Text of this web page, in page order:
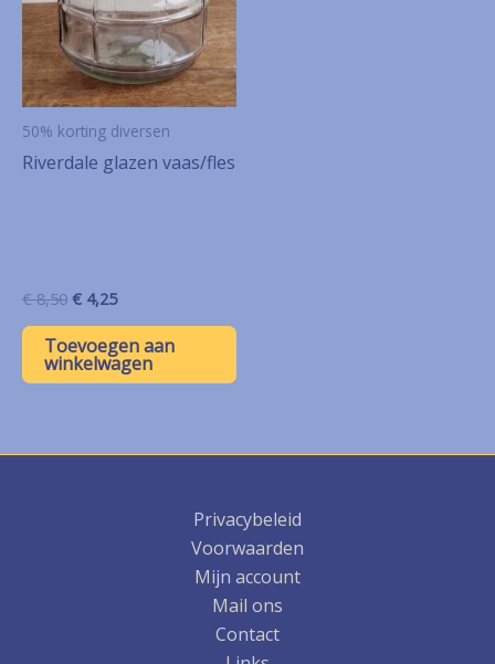
50% korting diversen
Riverdale glazen vaas/fles
€8,50 Oorspronkelijke
was:
€ 8,50.
€ 4,25Huidige
is:
€ 4,25.
Toevoegen aan
winkelwagen
Privacybeleid
Voorwaarden
Mijn account
Mail ons
Contact